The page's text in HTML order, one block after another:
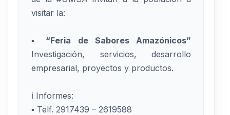
visitar la:
▪ “Feria de Sabores Amazónicos”
Investigación, servicios, desarrollo
empresarial, proyectos y productos.
ℹ Informes:
▪ Telf. 2917439 – 2619588